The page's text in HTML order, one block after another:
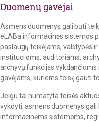
Duomenų gavėjai
Asmens duomenys gali būti
eLABa informacinės sistemos
paslaugų teikėjams, valstybės
institucijoms, auditoriams,
archyvų funkcijas
gavėjams, kuriems teisę gauti
Jeigu tai numatyta teisės
vykdyti, asmens duomenys
informacinėms sistemoms,